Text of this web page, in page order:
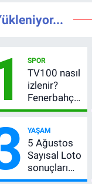
SPOR
TV100 nasıl
izlenir?
Fenerbahçe-
Sturm Graz
şifresiz
canlı yayın
bilgileri
YAŞAM
5 Ağustos
Sayısal Loto
sonuçları
açıklandı!